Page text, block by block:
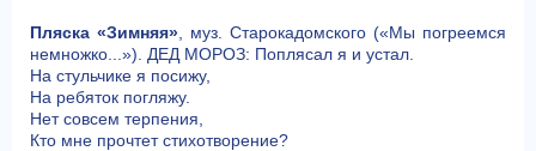
Пляска «Зимняя» , муз. Старокадомского («Мы погреемся
немножко...»). ДЕД МОРОЗ: Поплясал я и устал.
На стульчике я посижу,
На ребяток погляжу.
Нет совсем терпения,
Кто мне прочтет стихотворение?